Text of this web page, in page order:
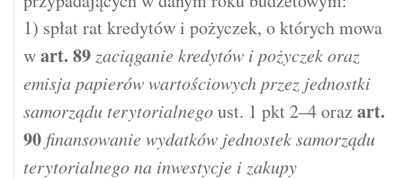
1) spłat rat kredytów i pożyczek, o których mowa
wart. 89 zaciąganie kredytów i pożyczek oraz
emisja papierów wartościowych przez jednostki
samorządu terytorialnegoust. 1 pkt 2–4 orazart.
90 finansowanie wydatków jednostek samorządu
terytorialnego na inwestycje i zakupy